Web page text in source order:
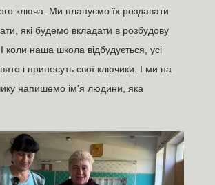
ключа. Ми плануємо їх роздавати
які будемо вкладати в розбудову
коли наша школа відбудується, усі
і принесуть свої ключики. І ми на
напишемо ім'я людини, яка